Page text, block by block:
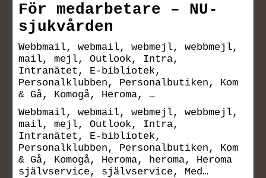
För medarbetare – NU-
sjukvården
Webbmail, webmail, webmejl, webbmejl,
mail, mejl, Outlook, Intra,
Intranätet, E-bibliotek,
Personalklubben, Personalbutiken, Kom
& Gå, Komogå, Heroma, …
Webbmail, webmail, webmejl, webbmejl,
mail, mejl, Outlook, Intra,
Intranätet, E-bibliotek,
Personalklubben, Personalbutiken, Kom
& Gå, Komogå, Heroma, heroma, Heroma
självservice, självservice, Med…